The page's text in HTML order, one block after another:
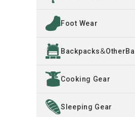
レンタル・修理
Foot Wear
Backpacks＆
Cooking Gear
Sleeping Gear